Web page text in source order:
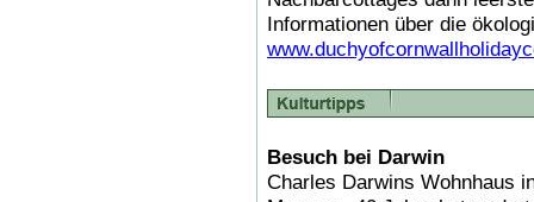
Informationen über die
Besuch bei Darwin
Charles Darwins Wohnhaus